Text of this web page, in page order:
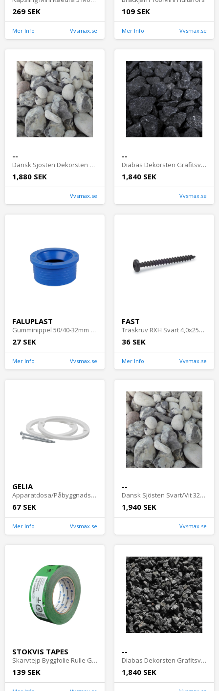
269 SEK
Mer Info Vvsmax.se
109 SEK
Mer Info Vvsmax.se
--
Dansk Sjösten Dekorsten Svart/Vit 16-32mm 300kg
1,880 SEK
Vvsmax.se
--
Diabas Dekorsten Grafitsvart 16-22mm Storsäck 300kg
1,840 SEK
Vvsmax.se
FALUPLAST
Gumminippel 50/40-32mm Blå Faluplast
27 SEK
Mer Info Vvsmax.se
FAST
Träskruv RXH Svart 4,0x25mm 10st Fast 280933
36 SEK
Mer Info Vvsmax.se
GELIA
Apparatdosa/Påbyggnadsring Bygghöjd 15mm Inklusive Skruv Gelia
67 SEK
Mer Info Vvsmax.se
--
Dansk Sjösten Svart/Vit 32-64mm 300kg
1,940 SEK
Vvsmax.se
STOKVIS TAPES
Skarvtejp Byggfolie Rulle Grön 50mm x 25m Stokvis Tapes
139 SEK
--
Diabas Dekorsten Grafitsvart 8-11mm Storsäck 300kg
1,840 SEK